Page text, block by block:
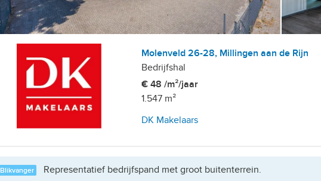
Molenveld 26-28, Millingen aan de Rijn
Bedrijfshal
€ 48 /m²/jaar
1.547 m²
DK Makelaars
Blikvanger Representatief bedrijfspand met groot buitenterrein.